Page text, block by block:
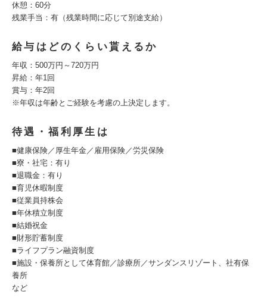
休憩：60分
残業手当：有（残業時間に応じて別途支給）
給与はどのくらい貰えるか
年収：500万円～720万円
昇給：年1回
賞与：年2回
※年収は年齢とご経験を考慮の上決定します。
待遇・福利厚生は
■健康保険／厚生年金／雇用保険／労災保険
■寮・社宅：有り
■退職金：有り
■育児休暇制度
■従業員持株会
■年休積立制度
■結婚祝金
■財形貯蓄制度
■ライフプラン融資制度
■施設・保養所として体育館／診療所／サンダンスリゾート、社有保
養所
など